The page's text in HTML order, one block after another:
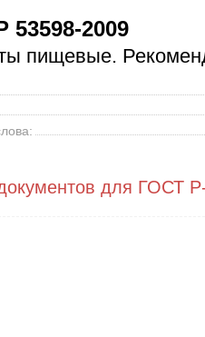
53598-2009
пищевые.
для ГОСТ